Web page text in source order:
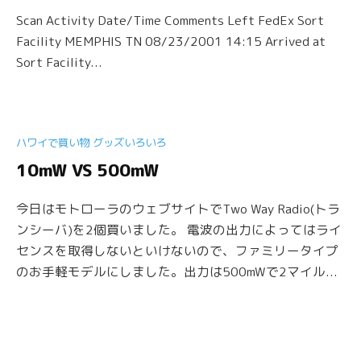
Scan Activity Date/Time Comments Left FedEx Sort
Facility MEMPHIS TN 08/23/2001 14:15 Arrived at
Sort Facility...
ハワイで買い物 グッズいろいろ
10mW VS 500mW
今日はモトローラのウェブサイトでTwo Way Radio(トラ
ンシーバ)を2個買いました。 電波の出力によってはライ
センスを取得しないといけないので、ファミリータイプ
のお手軽モデルにしました。出力は500mWで2マイル...